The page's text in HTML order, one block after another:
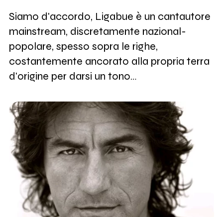
Siamo d'accordo, Ligabue è un cantautore
mainstream, discretamente nazional-
popolare, spesso sopra le righe,
costantemente ancorato alla propria terra
d'origine per darsi un tono…